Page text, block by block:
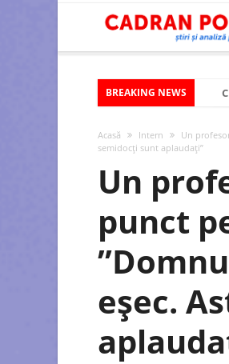
BREAKING NEWS
Acasă Intern
Un
semidocți sunt aplaudați”
Un
punct
eșec.